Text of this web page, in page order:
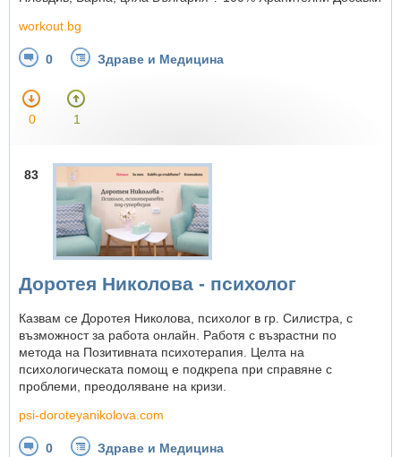
workout.bg
0 Здраве и Медицина
0 1
83
Доротея Николова - психолог
Казвам се Доротея Николова, психолог в гр. Силистра, с
възможност за работа онлайн. Работя с възрастни по
метода на Позитивната психотерапия. Целта на
психологическата помощ е подкрепа при справяне с
проблеми, преодоляване на кризи.
psi-doroteyanikolova.com
0 Здраве и Медицина